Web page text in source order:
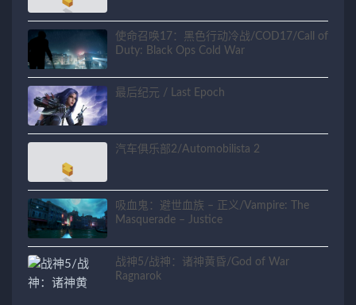
使命召唤17：黑色行动冷战/COD17/Call of
Duty: Black Ops Cold War
最后纪元 / Last Epoch
汽车俱乐部2/Automobilista 2
吸血鬼：避世血族 – 正义/Vampire: The
Masquerade – Justice
战神5/战神：诸神黄昏/God of War
Ragnarok